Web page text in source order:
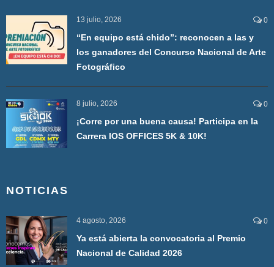
13 julio, 2026 0
“En equipo está chido”: reconocen a las y
los ganadores del Concurso Nacional de Arte
Fotográfico
8 julio, 2026 0
¡Corre por una buena causa! Participa en la
Carrera IOS OFFICES 5K & 10K!
NOTICIAS
4 agosto, 2026 0
Ya está abierta la convocatoria al Premio
Nacional de Calidad 2026